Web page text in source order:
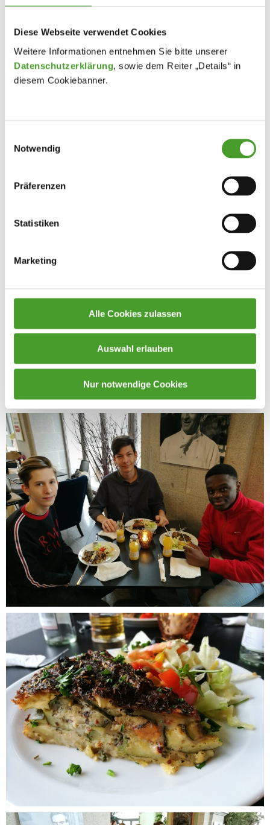
Diese Webseite verwendet Cookies
Weitere Informationen entnehmen Sie bitte unserer
Datenschutzerklärung, sowie dem Reiter „Details“ in
diesem Cookiebanner.
Notwendig
Präferenzen
Statistiken
Marketing
Alle Cookies zulassen
Auswahl erlauben
Nur notwendige Cookies